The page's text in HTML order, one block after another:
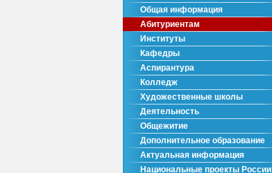
Общая информация
Абитуриентам
Институты
Кафедры
Аспирантура
Колледж
Художественные школы
Деятельность
Общежитие
Дополнительное образование
Актуальная информация
Национальные проекты России